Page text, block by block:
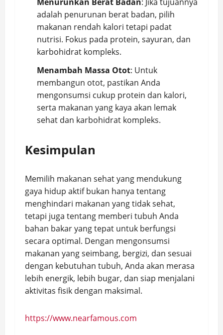
adalah penurunan berat badan, pilih
makanan rendah kalori tetapi padat
nutrisi. Fokus pada protein, sayuran, dan
karbohidrat kompleks.
Menambah Massa Otot: Untuk
membangun otot, pastikan Anda
mengonsumsi cukup protein dan kalori,
serta makanan yang kaya akan lemak
sehat dan karbohidrat kompleks.
Kesimpulan
Memilih makanan sehat yang mendukung
gaya hidup aktif bukan hanya tentang
menghindari makanan yang tidak sehat,
tetapi juga tentang memberi tubuh Anda
bahan bakar yang tepat untuk berfungsi
secara optimal. Dengan mengonsumsi
makanan yang seimbang, bergizi, dan sesuai
dengan kebutuhan tubuh, Anda akan merasa
lebih energik, lebih bugar, dan siap menjalani
aktivitas fisik dengan maksimal.
https://www.nearfamous.com